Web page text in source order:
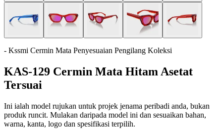
- Kssmi Cermin Mata Penyesuaian Pengilang Koleksi
KAS-129 Cermin Mata Hitam Asetat
Tersuai
Ini ialah model rujukan untuk projek jenama peribadi anda, bukan
produk runcit. Mulakan daripada model ini dan sesuaikan bahan,
warna, kanta, logo dan spesifikasi terpilih.